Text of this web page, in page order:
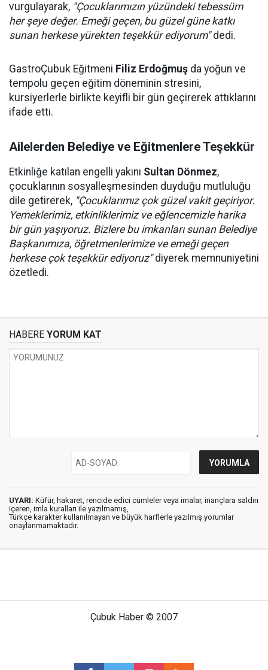
vurgulayarak, "Çocuklarımızın yüzündeki tebessüm
her şeye değer. Emeği geçen, bu güzel güne katkı
sunan herkese yürekten teşekkür ediyorum"dedi.
GastroÇubuk Eğitmeni Filiz Erdoğmuş da yoğun ve
tempolu geçen eğitim döneminin stresini,
kursiyerlerle birlikte keyifli bir gün geçirerek attıklarını
ifade etti.
Ailelerden Belediye ve Eğitmenlere Teşekkür
Etkinliğe katılan engelli yakını Sultan Dönmez,
çocuklarının sosyalleşmesinden duyduğu mutluluğu
dile getirerek, "Çocuklarımız çok güzel vakit geçiriyor.
Yemeklerimiz, etkinliklerimiz ve eğlencemizle harika
bir gün yaşıyoruz. Bizlere bu imkanları sunan Belediye
Başkanımıza, öğretmenlerimize ve emeği geçen
herkese çok teşekkür ediyoruz"diyerek memnuniyetini
özetledi.
HABERE YORUM KAT
UYARI: Küfür, hakaret, rencide edici cümleler veya imalar, inançlara saldırı
içeren, imla kuralları ile yazılmamış,
Türkçe karakter kullanılmayan ve büyük harflerle yazılmış yorumlar
onaylanmamaktadır.
Çubuk Haber © 2007